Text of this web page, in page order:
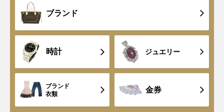
ブランド
時計 ジュエリー
ブランド
衣類
金券